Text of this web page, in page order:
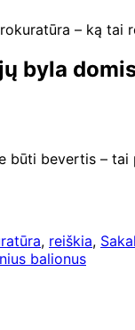
– ką tai
byla
bevertis –
, reiškia,
balionus